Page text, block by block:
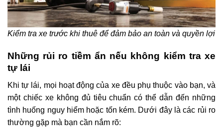
Kiểm tra xe trước khi thuê để đảm bảo an toàn và quyền lợi
Những rủi ro tiềm ẩn nếu không kiểm tra xe
tự lái
Khi tự lái, mọi hoạt động của xe đều phụ thuộc vào bạn, và
một chiếc xe không đủ tiêu chuẩn có thể dẫn đến những
tình huống nguy hiểm hoặc tốn kém. Dưới đây là các rủi ro
thường gặp mà bạn cần nắm rõ: